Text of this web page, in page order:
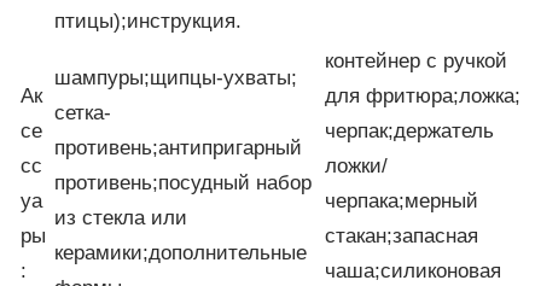
птицы);инструкция.
Ак
се
сс
уа
ры
:
шампуры;щипцы-ухваты;
сетка-
противень;антипригарный
противень;посудный набор
из стекла или
керамики;дополнительные
контейнер с ручкой
для фритюра;ложка;
черпак;держатель
ложки/
черпака;мерный
стакан;запасная
чаша;силиконовая